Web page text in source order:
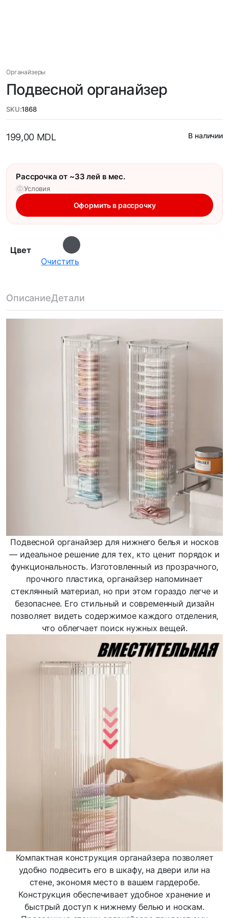
Органайзеры
Подвесной органайзер
SKU:1868
199,00 MDL В наличии
Рассрочка от ~33 лей в мес.
ⓘ Условия
Оформить в рассрочку
Цвет
Очистить
ОписаниеДетали
Подвесной органайзер для нижнего белья и носков
— идеальное решение для тех, кто ценит порядок и
функциональность. Изготовленный из прозрачного,
прочного пластика, органайзер напоминает
стеклянный материал, но при этом гораздо легче и
безопаснее. Его стильный и современный дизайн
позволяет видеть содержимое каждого отделения,
что облегчает поиск нужных вещей.
Компактная конструкция органайзера позволяет
удобно подвесить его в шкафу, на двери или на
стене, экономя место в вашем гардеробе.
Конструкция обеспечивает удобное хранение и
быстрый доступ к нижнему белью и носкам.